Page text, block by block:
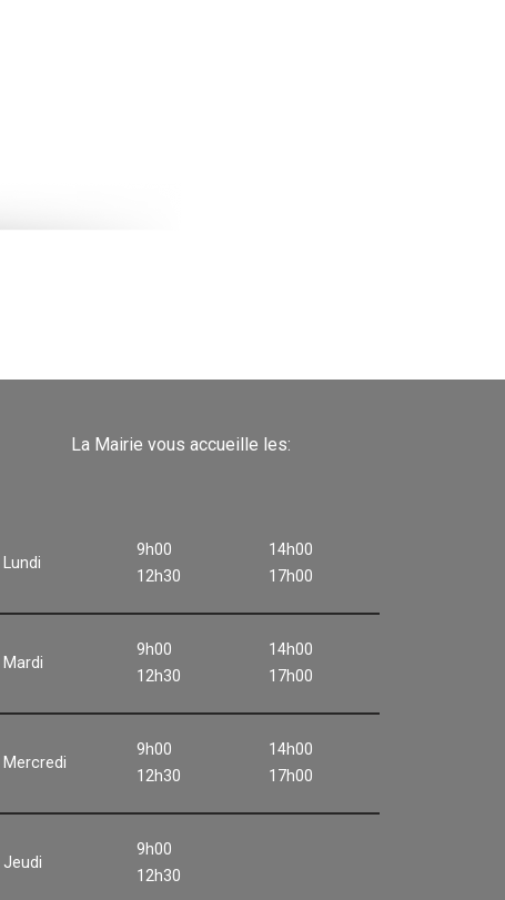
La Mairie vous accueille les:
Lundi
9h00
12h30
14h00
17h00
Mardi
9h00
12h30
14h00
17h00
Mercredi
9h00
12h30
14h00
17h00
Jeudi
9h00
12h30